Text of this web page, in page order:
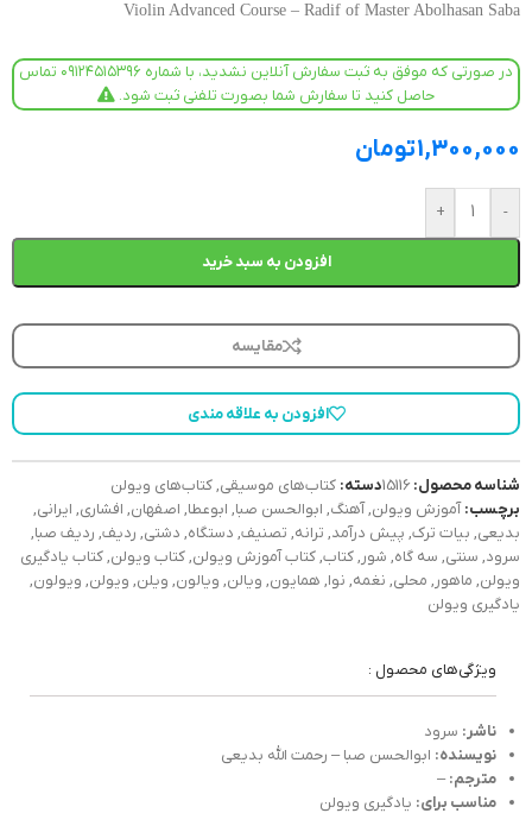
Violin Advanced Course – Radif of Master Abolhasan Saba
در صورتی که موفق به ثبت سفارش آنلاین نشدید، با شماره ۰۹۱۲۴۵۱۵۳۹۶ تماس
حاصل کنید تا سفارش شما بصورت تلفنی ثبت شود.
1,300,000تومان
-
+
افزودن به سبد خرید
مقایسه
افزودن به علاقه مندی
شناسه محصول: 15116دسته: کتاب‌های موسیقی,کتاب‌های ویولن
برچسب: آموزش ویولن,آهنگ, ابوالحسن صبا, ابوعطا, اصفهان, افشاری, ایرانی,
بدیعی, بیات ترک, پیش درآمد, ترانه, تصنیف, دستگاه, دشتی, ردیف, ردیف صبا,
سرود, سنتی, سه گاه, شور,کتاب,کتاب آموزش ویولن,کتاب ویولن,کتاب یادگیری
ویولن, ماهور, محلی, نغمه, نوا, همایون, ویالن, ویالون, ویلن, ویولن, ویولون,
یادگیری ویولن
ویژگی‌های محصول :
ناشر: سرود
نویسنده: ابوالحسن صبا – رحمت الله بدیعی
مترجم:–
مناسب برای: یادگیری ویولن